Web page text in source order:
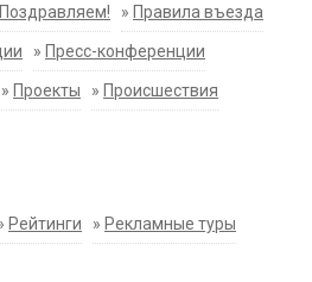
Поздравляем! » Правила въезда
» Пресс-конференции
» Проекты » Происшествия
Рейтинги » Рекламные туры